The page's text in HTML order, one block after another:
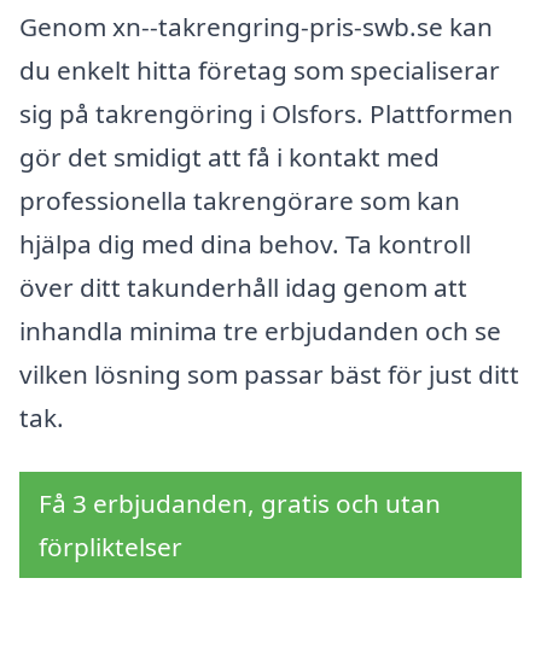
Genom xn--takrengring-pris-swb.se kan
du enkelt hitta företag som specialiserar
sig på takrengöring i Olsfors. Plattformen
gör det smidigt att få i kontakt med
professionella takrengörare som kan
hjälpa dig med dina behov. Ta kontroll
över ditt takunderhåll idag genom att
inhandla minima tre erbjudanden och se
vilken lösning som passar bäst för just ditt
tak.
Få 3 erbjudanden, gratis och utan
förpliktelser